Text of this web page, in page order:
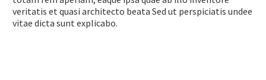
veritatis et quasi architecto beata Sed ut perspiciatis undee
vitae dicta sunt explicabo.